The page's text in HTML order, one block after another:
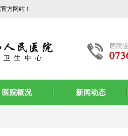
方网站！
医院概况 新闻动态